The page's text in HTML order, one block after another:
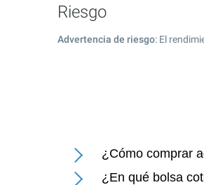
Riesgo
Advertencia de riesgo: El
¿Cómo comprar
¿En qué bolsa